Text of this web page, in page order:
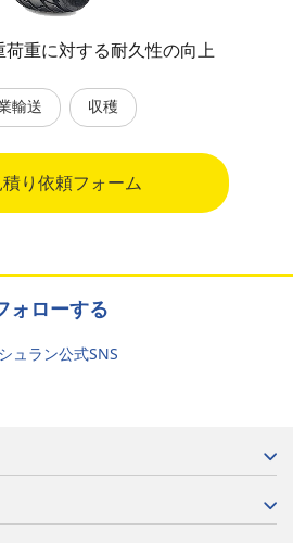
重に対する耐久性の向上
輸送 収穫
積り依頼フォーム
ォローする
ュラン公式SNS